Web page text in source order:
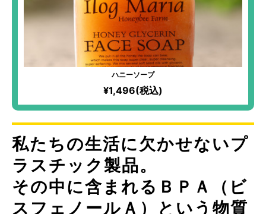
ハニーソープ
¥1,496(税込)
私たちの生活に欠かせないプ
ラスチック製品。
その中に含まれるＢＰＡ（ビ
スフェノールＡ）という物質